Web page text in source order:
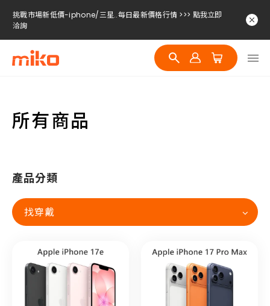
挑戰市場新低價-iphone/三星..每日最新價格行情 >>> 點我立即
洽詢
挑戰市場新低價-iphone/三星..每日最新價格行情 >>> 點我立即
洽詢
挑戰市場新低價-iphone/三星..每日最新價格行情 >>> 點我立即
所有商品
產品分類
找穿戴